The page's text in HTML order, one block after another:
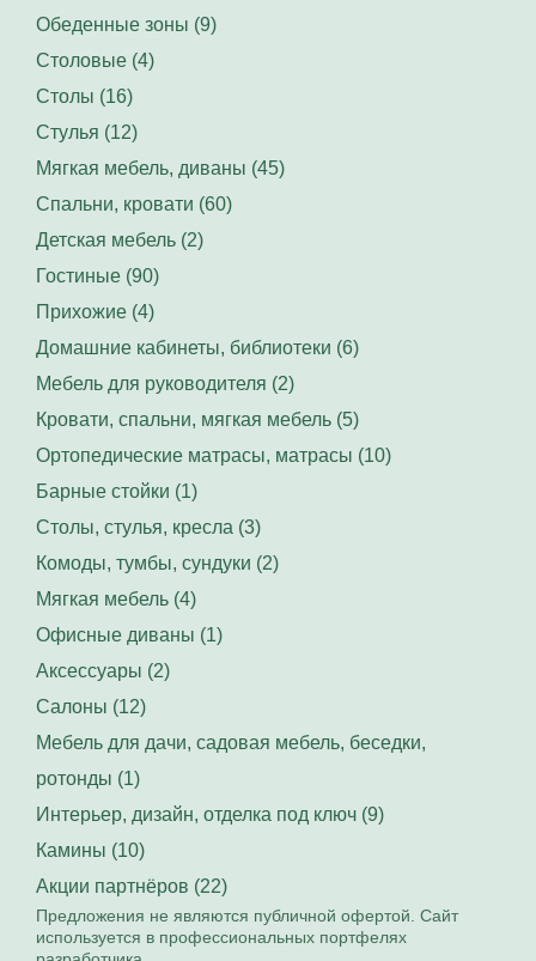
Обеденные зоны (9)
Столовые (4)
Столы (16)
Стулья (12)
Мягкая мебель, диваны (45)
Спальни, кровати (60)
Детская мебель (2)
Гостиные (90)
Прихожие (4)
Домашние кабинеты, библиотеки (6)
Мебель для руководителя (2)
Кровати, спальни, мягкая мебель (5)
Ортопедические матрасы, матрасы (10)
Барные стойки (1)
Столы, стулья, кресла (3)
Комоды, тумбы, сундуки (2)
Мягкая мебель (4)
Офисные диваны (1)
Аксессуары (2)
Салоны (12)
Мебель для дачи, садовая мебель, беседки,
ротонды (1)
Интерьер, дизайн, отделка под ключ (9)
Камины (10)
Акции партнёров (22)
Предложения не являются публичной офертой. Сайт
используется в профессиональных портфелях